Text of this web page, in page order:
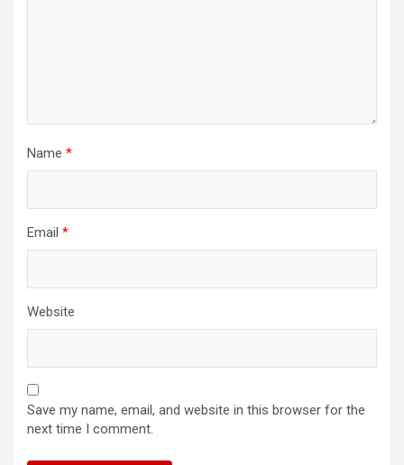
Name *
Email *
Website
Save my name, email, and website in this browser for the
next time I comment.